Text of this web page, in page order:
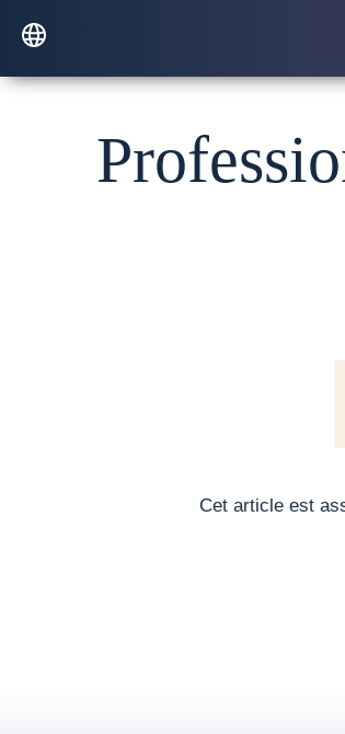
Cet article est